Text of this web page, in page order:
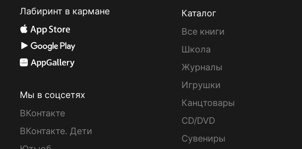
Лабиринт в кармане
Мы в соцсетях
ВКонтакте
ВКонтакте. Дети
Каталог
Все книги
Школа
Журналы
Игрушки
Канцтовары
CD/DVD
Сувениры